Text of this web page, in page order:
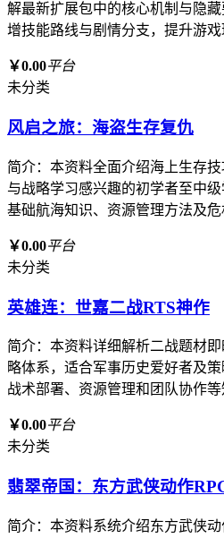
解最新扩展包中的核心机制与隐
增技能路线与剧情分支，提升游
￥0.00平台
未分类
风启之旅：海盗生存复仇
简介：本资料全面介绍海上生存
与战略学习感兴趣的初学者至中
基础航海知识、资源管理方法及
￥0.00平台
未分类
英雄连：世嘉二战RTS神作
简介：本资料详细解析二战题材
略体系，适合军事历史爱好者及
战术部署、资源管理和团队协作
￥0.00平台
未分类
翡翠帝国：东方武侠动作
简介：本资料系统介绍东方武侠